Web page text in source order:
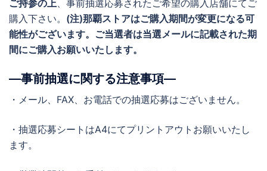
ご持参の上 、事前抽選応募されたご希望の購入店舗にてご
購入下さい。 (注)那覇ストアはご購入期間が変更になる可
能性がございます。ご当選者は当選メールに記載された期
間にご購入お願いいたします。
―事前抽選に関する注意事項―
・メール、FAX、お電話での抽選応募はございません。
・抽選応募シートはA4にてプリントアウトお願いいたし
ます。